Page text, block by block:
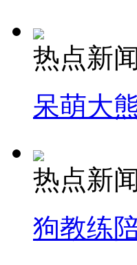
热点新闻
呆萌大
热点新闻
狗教练